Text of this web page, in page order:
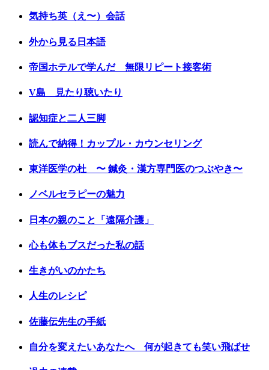
気持ち英（え〜）会話
外から見る日本語
帝国ホテルで学んだ 無限リピート接客術
V島 見たり聴いたり
認知症と二人三脚
読んで納得！カップル・カウンセリング
東洋医学の杜 〜 鍼灸・漢方専門医のつぶやき〜
ノベルセラピーの魅力
日本の親のこと「遠隔介護」
心も体もブスだった私の話
生きがいのかたち
人生のレシピ
佐藤伝先生の手紙
自分を変えたいあなたへ 何が起きても笑い飛ばせ